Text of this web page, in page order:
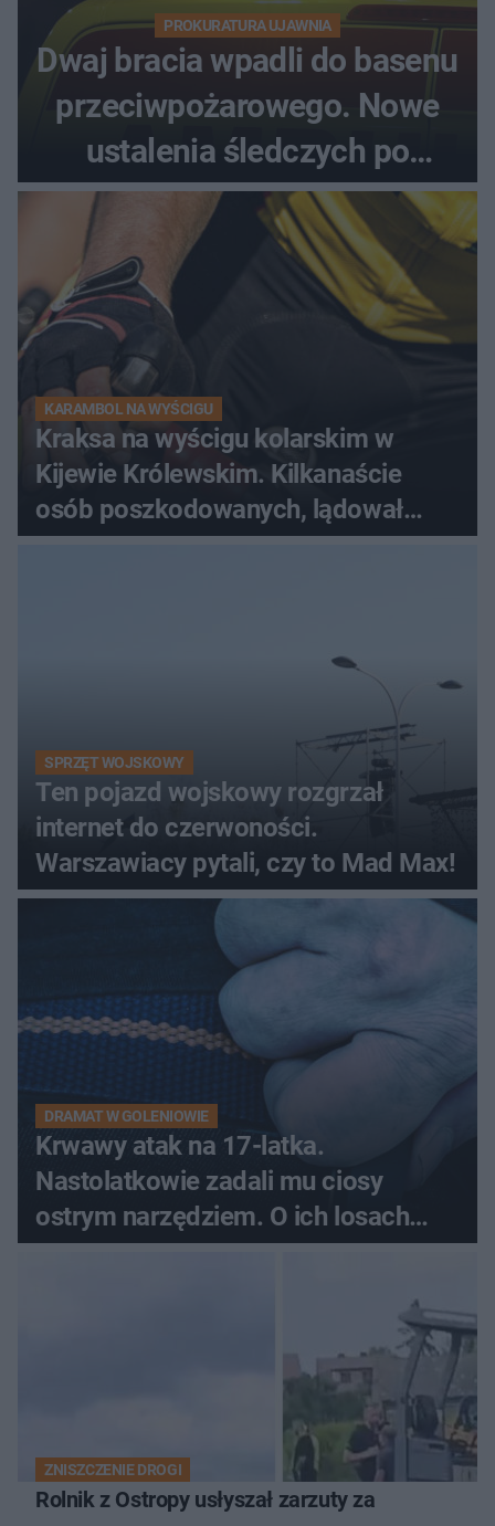
PROKURATURA UJAWNIA
Dwaj bracia wpadli do basenu
przeciwpożarowego. Nowe
ustalenia śledczych po
dramatycznej akcji
KARAMBOL NA WYŚCIGU
Kraksa na wyścigu kolarskim w
Kijewie Królewskim. Kilkanaście
osób poszkodowanych, lądował
śmigłowiec LPR
SPRZĘT WOJSKOWY
Ten pojazd wojskowy rozgrzał
internet do czerwoności.
Warszawiacy pytali, czy to Mad Max!
DRAMAT W GOLENIOWIE
Krwawy atak na 17-latka.
Nastolatkowie zadali mu ciosy
ostrym narzędziem. O ich losach
zdecyduje sąd rodzinny
ZNISZCZENIE DROGI
Rolnik z Ostropy usłyszał zarzuty za